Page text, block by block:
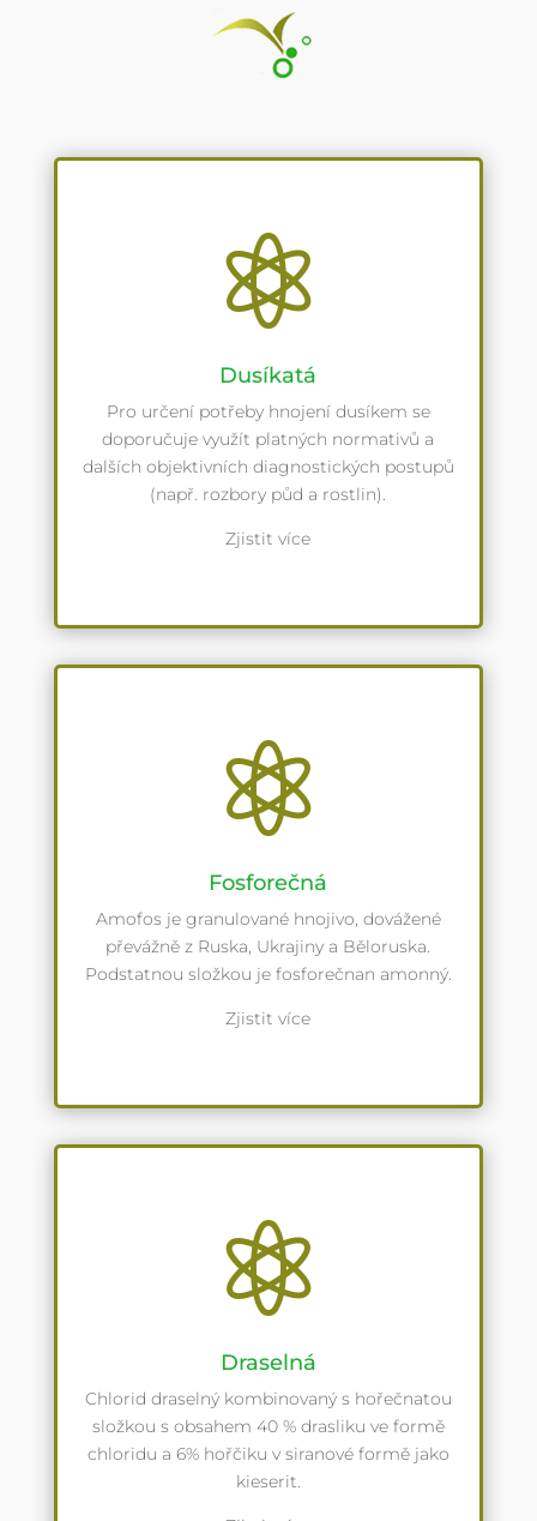

Dusíkatá
Pro určení potřeby hnojení dusíkem se
doporučuje využít platných normativů a
dalších objektivních diagnostických postupů
(např. rozbory půd a rostlin).
Zjistit více

Fosforečná
Amofos je granulované hnojivo, dovážené
převážně z Ruska, Ukrajiny a Běloruska.
Podstatnou složkou je fosforečnan amonný.
Zjistit více

Draselná
Chlorid draselný kombinovaný s hořečnatou
složkou s obsahem 40 % drasliku ve formě
chloridu a 6% hořčiku v siranové formě jako
kieserit.